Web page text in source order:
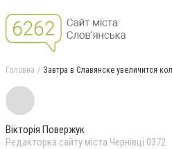
Головна Завтра в Славянске увеличится
Вікторія Повержук
Редакторка сайту міста Чернівці 0372